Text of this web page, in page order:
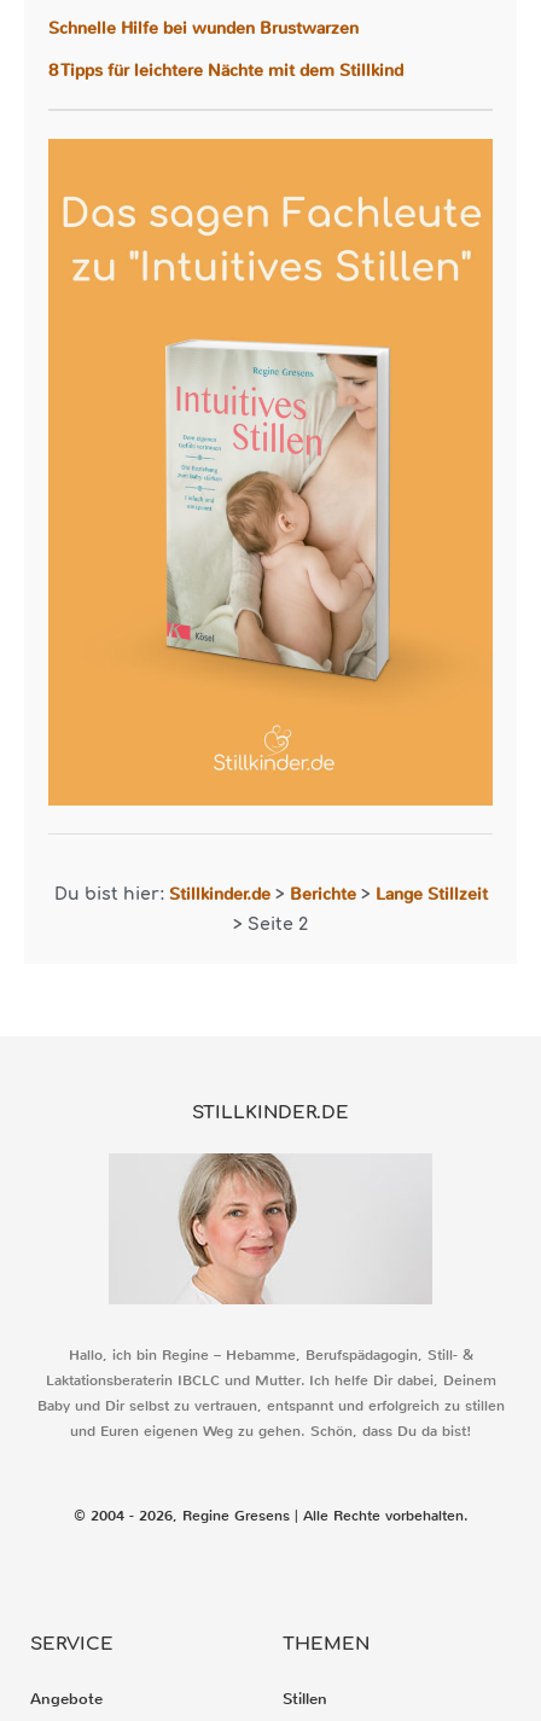
Schnelle Hilfe bei wunden Brustwarzen
8 Tipps für leichtere Nächte mit dem Stillkind
Du bist hier: Stillkinder.de> Berichte> Lange Stillzeit
> Seite 2
STILLKINDER.DE
Hallo, ich bin Regine – Hebamme, Berufspädagogin, Still- &
Laktationsberaterin IBCLC und Mutter. Ich helfe Dir dabei, Deinem
Baby und Dir selbst zu vertrauen, entspannt und erfolgreich zu stillen
und Euren eigenen Weg zu gehen. Schön, dass Du da bist!
© 2004 - 2026, Regine Gresens | Alle Rechte vorbehalten.
SERVICE
Angebote
THEMEN
Stillen